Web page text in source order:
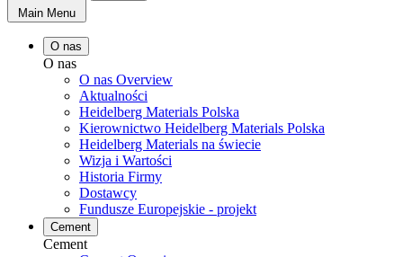
Main Menu
O nas
O nas
O nas Overview
Aktualności
Heidelberg Materials Polska
Kierownictwo Heidelberg Materials Polska
Heidelberg Materials na świecie
Wizja i Wartości
Historia Firmy
Dostawcy
Fundusze Europejskie - projekt
Cement
Cement